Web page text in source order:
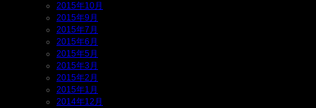
2015年10月
2015年9月
2015年7月
2015年6月
2015年5月
2015年3月
2015年2月
2015年1月
2014年12月